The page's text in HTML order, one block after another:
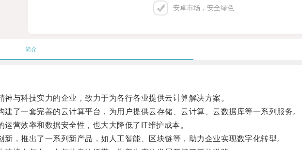
安卓市场，安全绿色
简介
与科技实力的企业，致力于为各行各业提供云计算解决方案。
一套完善的云计算平台，为用户提供云存储、云计算、云数据库等一系列服务。
营效率和数据安全性，也大大降低了IT维护成本。
推出了一系列新产品，如人工智能、区块链等，助力企业实现数字化转型。